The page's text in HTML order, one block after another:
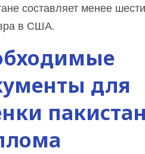
составляет менее
в США.
для